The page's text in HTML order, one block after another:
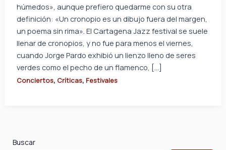
húmedos», aunque prefiero quedarme con su otra
definición: «Un cronopio es un dibujo fuera del margen,
un poema sin rima». El Cartagena Jazz festival se suele
llenar de cronopios, y no fue para menos el viernes,
cuando Jorge Pardo exhibió un lienzo lleno de seres
verdes como el pecho de un flamenco, […]
Conciertos, Críticas, Festivales
Buscar